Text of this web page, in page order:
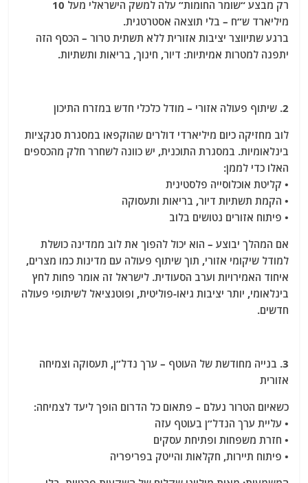
רק מבצע “שומר החומות” עלה למשק הישראלי מעל 10
מיליארד ש”ח – בלי תוצאה אסטרטגית.
ברגע שתיווצר יציבות אזורית ללא תשתית טרור – הכסף הזה
יתפנה למטרות אמיתיות: דיור, חינוך, בריאות ותשתיות.
2. שיתוף פעולה אזורי – מודל כלכלי חדש במזרח התיכון
לוב מחזיקה כיום מיליארדי דולרים שהוקפאו במסגרת סנקציות
בינלאומיות. במסגרת התוכנית, יש כוונה לשחרר חלק מהכספים
האלו כדי לממן:
• קליטת אוכלוסייה פלסטינית
• הקמת תשתיות דיור, בריאות ותעסוקה
• פיתוח אזורים נטושים בלוב
אם המהלך יבוצע – הוא יכול להפוך את לוב ממדינה כושלת
למודל שיקומי אזורי, תוך שיתוף פעולה עם מדינות כמו מצרים,
איחוד האמירויות וערב הסעודית. לישראל זה אומר פחות לחץ
בינלאומי, יותר יציבות גיאו-פוליטית, ופוטנציאל לשיתופי פעולה
חדשים.
3. בנייה מחודשת של העוטף – ערך נדל”ן, תעסוקה וצמיחה
אזורית
כשאיום הטרור נעלם – פתאום כל הדרום הופך ליעד לצמיחה:
• עליית ערך הנדל”ן בעוטף עזה
• חזרת משפחות ופתיחת עסקים
• פיתוח תיירות, חקלאות והייטק בפריפריה